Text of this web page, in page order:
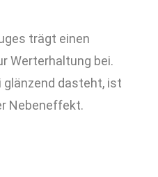
trägt einen
Werterhaltung bei.
glänzend dasteht, ist
Nebeneffekt.